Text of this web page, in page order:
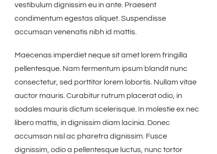
vestibulum dignissim eu in ante. Praesent
condimentum egestas aliquet. Suspendisse
accumsan venenatis nibh id mattis.
Maecenas imperdiet neque sit amet lorem fringilla
pellentesque. Nam fermentum ipsum blandit nunc
consectetur, sed porttitor lorem lobortis. Nullam vitae
auctor mauris. Curabitur rutrum placerat odio, in
sodales mauris dictum scelerisque. In molestie ex nec
libero mattis, in dignissim diam lacinia. Donec
accumsan nisl ac pharetra dignissim. Fusce
dignissim, odio a pellentesque luctus, nunc tortor